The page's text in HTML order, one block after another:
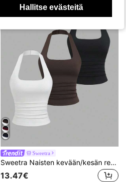
Sweetra
Sweetra Naisten kevään/kesän rento lomatyyppinen mukava monikäyttöinen U-pääntie slim fit musta valkoinen kahvi 3-osainen toppi-setti
13.47€
Hallitse evästeitä